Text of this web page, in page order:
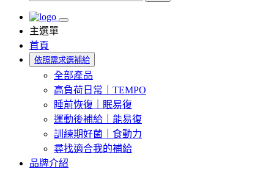
主選單
首頁
依照需求選補給
全部產品
高負荷日常｜TEMPO
睡前恢復｜眠易復
運動後補給｜能易復
訓練期好菌｜食動力
尋找適合我的補給
品牌介紹